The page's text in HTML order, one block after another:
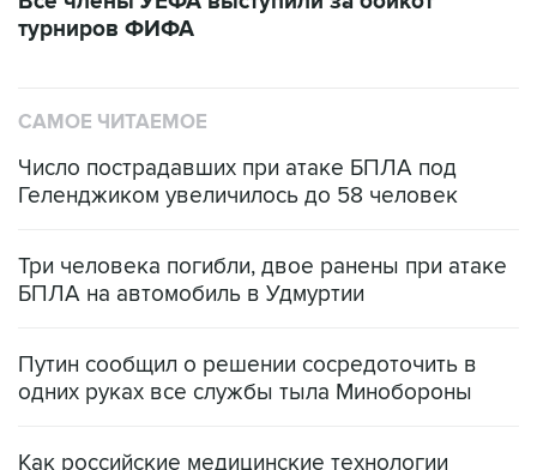
турниров ФИФА
САМОЕ ЧИТАЕМОЕ
Число пострадавших при атаке БПЛА под
Геленджиком увеличилось до 58 человек
Три человека погибли, двое ранены при атаке
БПЛА на автомобиль в Удмуртии
Путин сообщил о решении сосредоточить в
одних руках все службы тыла Минобороны
Как российские медицинские технологии